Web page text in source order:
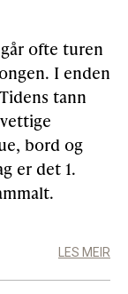
ofte turen
I enden
tann
bord og
er det 1.
LES MEIR